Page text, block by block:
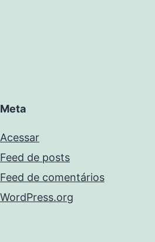
Meta
Acessar
Feed de posts
Feed de comentários
WordPress.org